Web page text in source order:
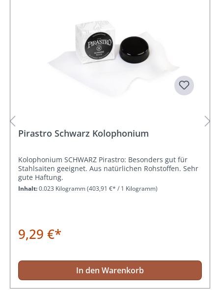
Pirastro Schwarz Kolophonium
Kolophonium SCHWARZ Pirastro: Besonders gut für
Stahlsaiten geeignet. Aus natürlichen Rohstoffen. Sehr
gute Haftung.
Inhalt:0.023 Kilogramm(403,91 €* / 1 Kilogramm)
9,29 €*
In den Warenkorb